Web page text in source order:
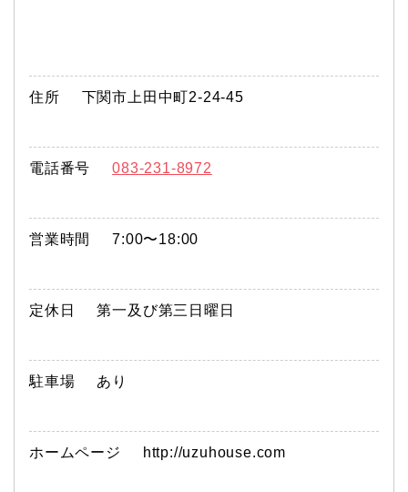
住所 下関市上田中町2-24-45
電話番号 083-231-8972
営業時間 7:00〜18:00
定休日 第一及び第三日曜日
駐車場 あり
ホームページ http://uzuhouse.com